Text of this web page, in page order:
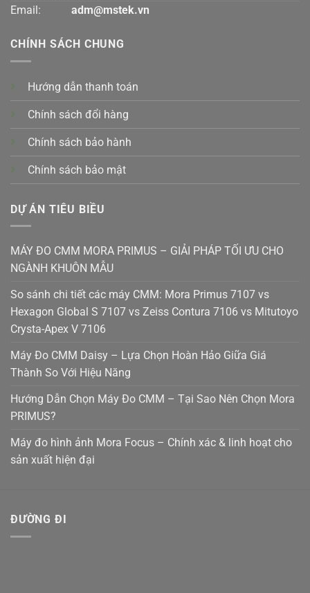
Email:
adm@mstek.vn
CHÍNH SÁCH CHUNG
Hướng dẫn thanh toán
Chính sách đổi hàng
Chính sách bảo hành
Chính sách bảo mật
DỰ ÁN TIÊU BIỀU
MÁY ĐO CMM MORA PRIMUS – GIẢI PHÁP TỐI ƯU CHO
NGÀNH KHUÔN MẪU
So sánh chi tiết các máy CMM: Mora Primus 7107 vs
Hexagon Global S 7107 vs Zeiss Contura 7106 vs Mitutoyo
Crysta-Apex V 7106
Máy Đo CMM Daisy – Lựa Chọn Hoàn Hảo Giữa Giá
Thành So Với Hiệu Năng
Hướng Dẫn Chọn Máy Đo CMM – Tại Sao Nên Chọn Mora
PRIMUS?
Máy đo hình ảnh Mora Focus – Chính xác & linh hoạt cho
sản xuất hiện đại
ĐƯỜNG ĐI